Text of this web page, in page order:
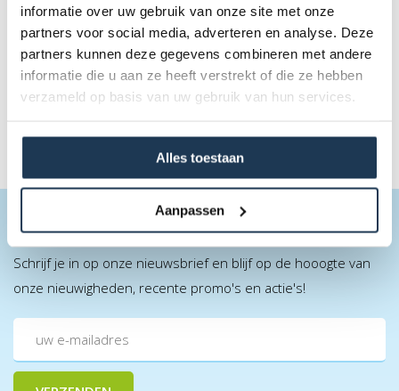
informatie over uw gebruik van onze site met onze
partners voor social media, adverteren en analyse. Deze
partners kunnen deze gegevens combineren met andere
informatie die u aan ze heeft verstrekt of die ze hebben
verzameld op basis van uw gebruik van hun services.
Alles toestaan
Aanpassen
18m x 11m
€ 185,00
Incl. BTW
BLIJF OP DE HOOGTE
Schrijf je in op onze nieuwsbrief en blijf op de hooogte van
onze nieuwigheden, recente promo's en actie's!